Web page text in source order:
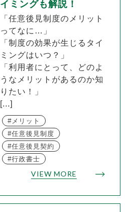
イミングも解説！
「任意後見制度のメリット
ってなに…」
「制度の効果が生じるタイ
ミングはいつ？」
「利用者にとって、どのよ
うなメリットがあるのか知
りたい！」
[...]
メリット
任意後見制度
任意後見契約
行政書士
VIEW MORE